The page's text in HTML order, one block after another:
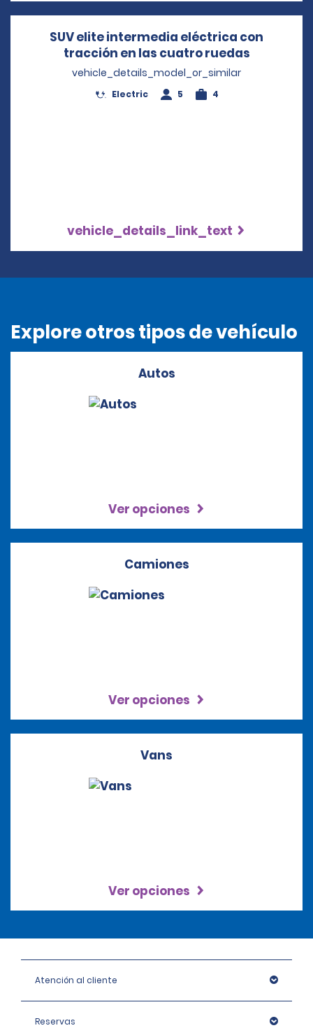
SUV elite intermedia eléctrica con
tracción en las cuatro ruedas
vehicle_details_model_or_similar
Electric 5 4
vehicle_details_link_text
Explore otros tipos de vehículo
Autos
Ver opciones
Camiones
Ver opciones
Vans
Ver opciones
Atención al cliente
Reservas